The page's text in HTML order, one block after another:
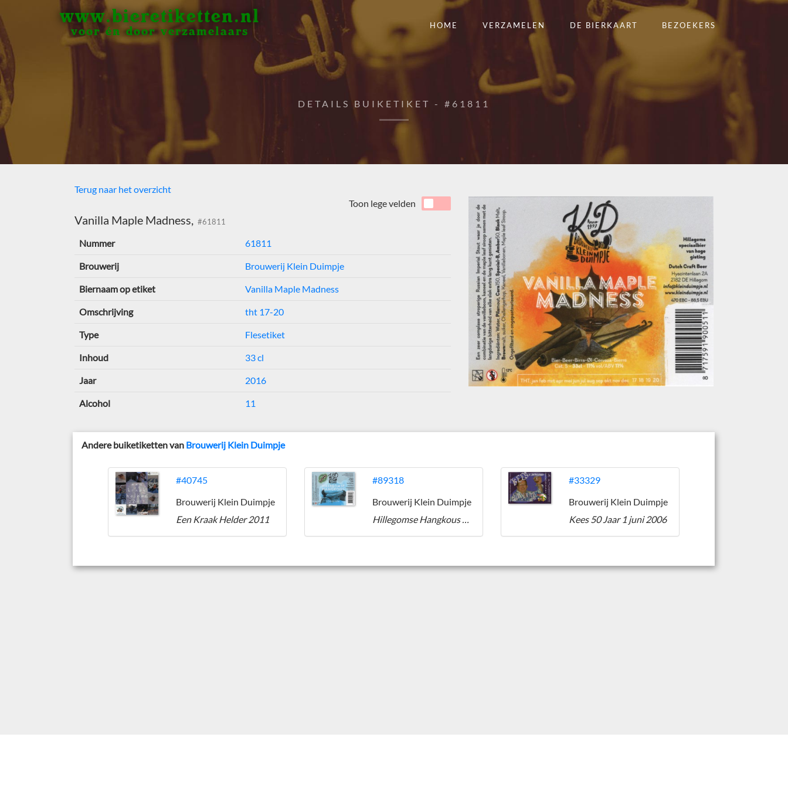
www.bieretiketten.nl
voor én door verzamelaars
HOME VERZAMELEN DE BIERKAART BEZOEKERS
DETAILS BUIKETIKET - #61811
Terug naar het overzicht
Vanilla Maple Madness, #61811
Toon lege velden
Nummer 61811
Brouwerij Brouwerij Klein Duimpje
Biernaam op etiket Vanilla Maple Madness
Omschrijving tht 17-20
Type Flesetiket
Inhoud 33 cl
Jaar 2016
Alcohol 11
Andere buiketiketten van Brouwerij Klein Duimpje
#40745
Brouwerij Klein Duimpje
Een Kraak Helder 2011
#89318
Brouwerij Klein Duimpje
Hillegomse Hangkous Glutenvrij
#33329
Brouwerij Klein Duimpje
Kees 50 Jaar 1 juni 2006